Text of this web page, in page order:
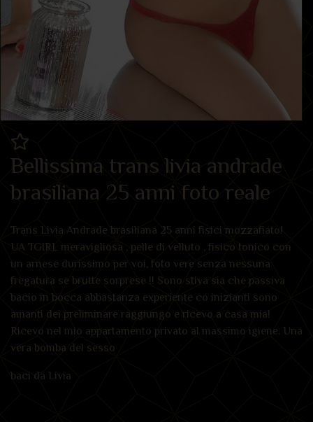
Bellissima trans livia andrade
brasiliana 25 anni foto reale
Trans Livia Andrade brasiliana 25 anni fisici mozzafiato!
UA TGIRL meravigliosa , pelle di velluto , fisico tonico con
un arnese durissimo per voi, foto vere senza nessuna
fregatura se brutte sorprese !! Sono stiva sia che passiva
bacio in bocca abbastanza experiente co inizianti sono
amanti dei preliminare raggiungo e ricevo a casa mia!
Ricevo nel mio appartamento privato al massimo igiene. Una
vera bomba del sesso
baci da Livia